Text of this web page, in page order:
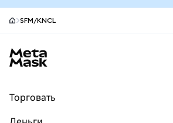
SFM/KNCL
Торговать